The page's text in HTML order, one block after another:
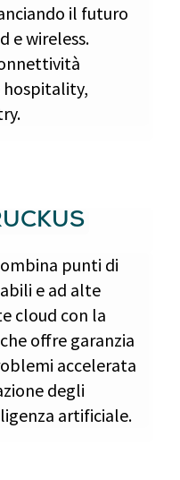
il futuro
e wireless.
hospitality,
punti di
e ad alte
cloud con la
offre garanzia
accelerata
degli
artificiale.